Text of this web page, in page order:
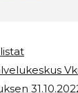
ts
A